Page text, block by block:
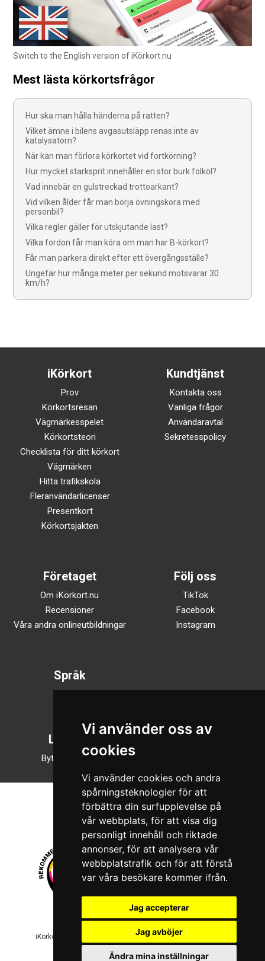
Vi använder oss av
cookies
Vi använder cookies och andra
spårningsteknologier för att
förbättra din surfupplevelse på
vår webbplats, för att visa dig
personligt innehåll och riktade
annonser, för att analysera vår
webbplatstrafik och för att förstå
var våra besökare kommer ifrån.
Jag accepterar
Jag avböjer
Ändra mina inställningar
Switch to the English version of iKörkort.nu
Mest lästa körkortsfrågor
Hur ska man hålla händerna på ratten?
Vilket ämne i bilens avgasutsläpp renas inte av
katalysatorn?
När kan man förlora körkortet vid fortkörning?
Hur mycket starksprit innehåller en stor burk folköl?
Vad innebär en gulstreckad trottoarkant?
Vid vilken ålder får man börja övningsköra med
personbil?
Vilka regler gäller för utskjutande last?
Vilka fordon får man köra om man har B-körkort?
Får man parkera direkt efter ett övergångsställe?
Ungefär hur många meter per sekund motsvarar 30
km/h?
iKörkort
Prov
Körkortsresan
Vägmärkesspelet
Körkortsteori
Checklista för ditt körkort
Vägmärken
Hitta trafikskola
Fleranvändarlicenser
Presentkort
Körkortsjakten
Kundtjänst
Kontakta oss
Vanliga frågor
Användaravtal
Sekretesspolicy
Företaget
Om iKörkort.nu
Recensioner
Våra andra onlineutbildningar
Följ oss
TikTok
Facebook
Instagram
Språk
Läsläge
Byt till nattläge
© 2026 Boboshi AB. Alla rättigheter förbehålls.
iKörkort är ett registrerat varumärke som tillhör Boboshi AB.